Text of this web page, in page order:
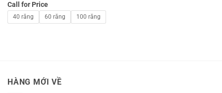
Call for Price
40 răng 60 răng 100 răng
HÀNG MỚI VỀ